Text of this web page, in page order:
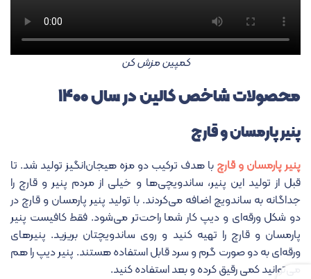
کمپین مزش کن
محصولات شاخص کالین در سال ۱۴۰۰
پنیر پارمسان و قارچ
پنیر پارمسان و قارچ با هدف ترکیب دو مزه هیجان‌انگیز تولید شد. تا
قبل از تولید این پنیر، ساندویچی‌ها و خیلی از مردم پنیر و قارچ را
جداگانه به ساندویچ اضافه می‌کردند. با تولید پنیر پارمسان و قارچ در
دو شکل ورقه‌ای و دیپ کار شما راحت‌تر می‌شود. فقط کافیست پنیر
پارمسان و قارچ را تهیه کنید و روی ساندویچتان بریزید. پنیرهای
ورقه‌ای به دو صورت گرم و سرد قابل استفاده هستند. پنیر دیپ را هم
می‌توانید کمی رقیق کرده و بعد استفاده کنید.